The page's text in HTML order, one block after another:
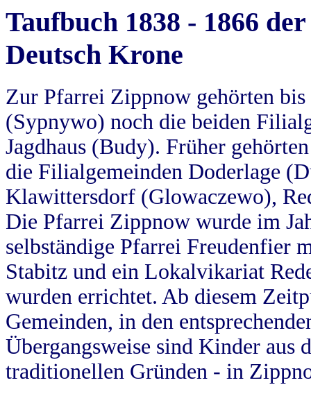
Taufbuch 1838 - 1866
Deutsch Krone
Zur Pfarrei Zippnow gehörten
(Sypnywo) noch die beiden
Jagdhaus (Budy). Früher
die Filialgemeinden Doderlage
Klawittersdorf (Glowaczewo),
Die Pfarrei Zippnow wurde im
selbständige Pfarrei Freudenfier
Stabitz und ein Lokalvikariat
wurden errichtet. Ab diesem
Gemeinden, in den
Übergangsweise sind Kinder aus
traditionellen Gründen - in